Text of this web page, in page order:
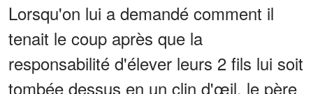
Lorsqu'on lui a demandé comment il
tenait le coup après que la
responsabilité d'élever leurs 2 fils lui soit
tombée dessus en un clin d'œil, le père